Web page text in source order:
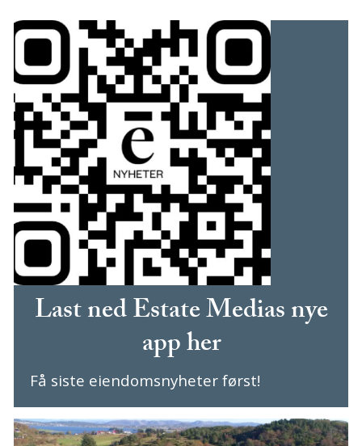
Last ned Estate Medias nye
app her
Få siste eiendomsnyheter først!